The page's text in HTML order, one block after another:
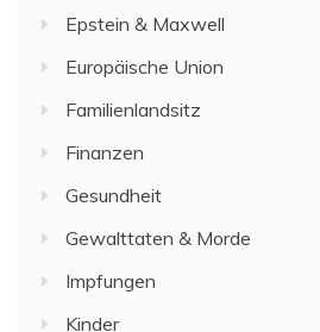
Epstein & Maxwell
Europäische Union
Familienlandsitz
Finanzen
Gesundheit
Gewalttaten & Morde
Impfungen
Kinder